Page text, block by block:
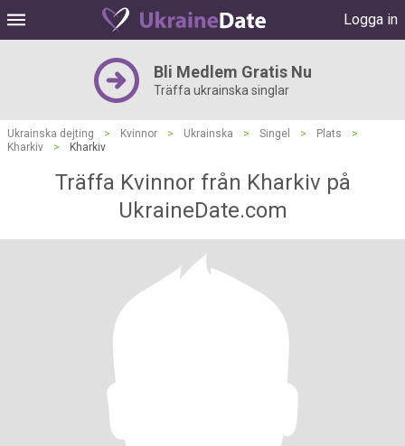
Logga in
Bli Medlem Gratis Nu
Träffa ukrainska singlar
Ukrainska dejting > Kvinnor > Ukrainska > Singel > Plats
>
Kharkiv
> Kharkiv
Träffa Kvinnor från Kharkiv på
UkraineDate.com